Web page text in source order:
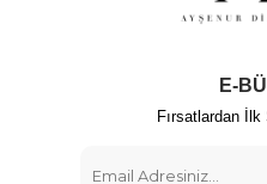
E-
Fırsatlardan